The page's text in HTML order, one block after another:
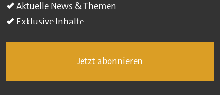
Aktuelle News & Themen
Exklusive Inhalte
Jetzt abonnieren